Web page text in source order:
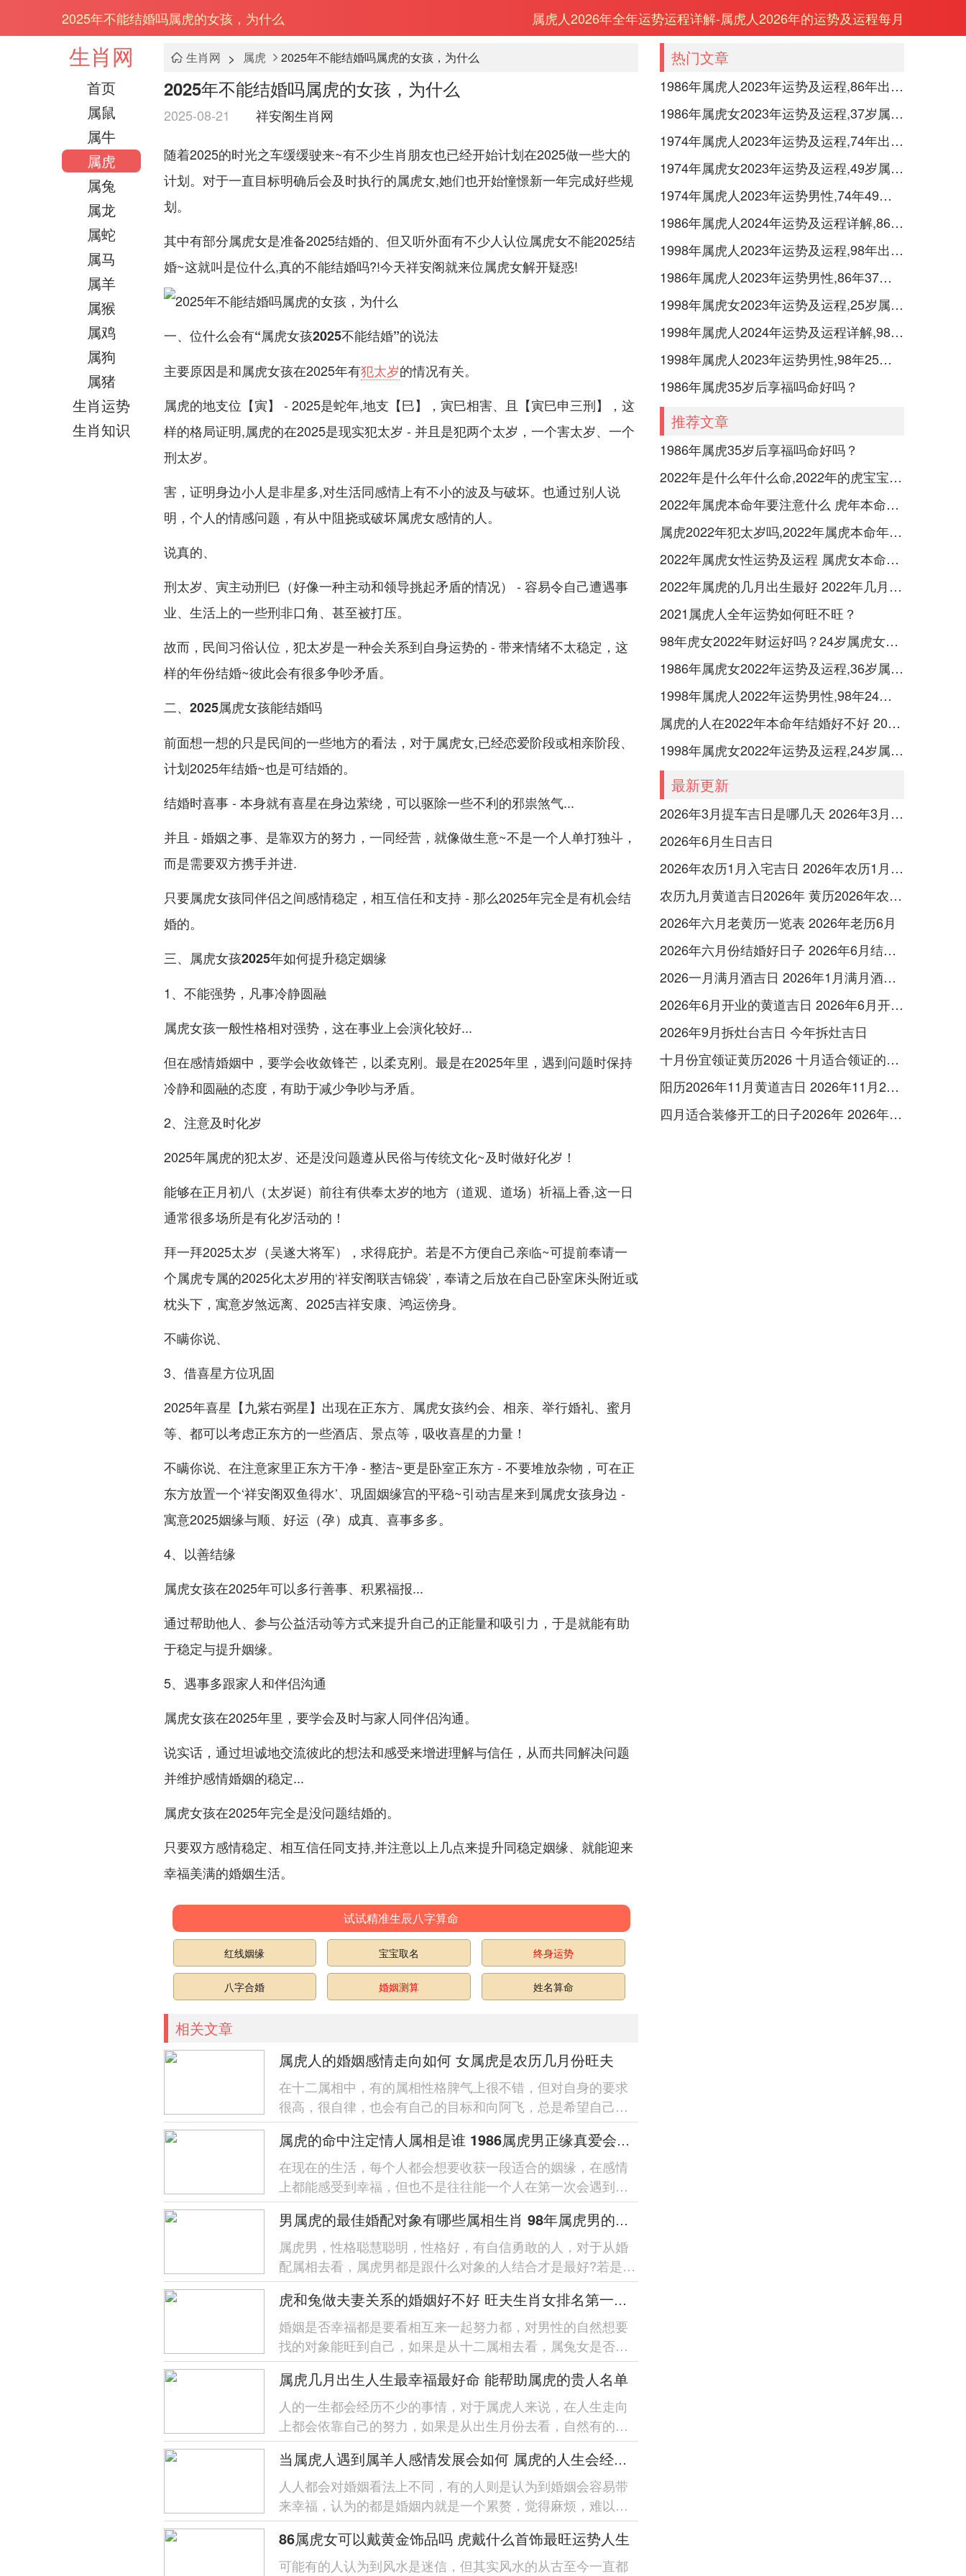
2025年不能结婚吗属虎的女孩，为什么 属虎人2026年全年运势运程详解-属虎人2026年的运势及运程每月
生肖网
首页
属鼠
属牛
属虎
属兔
属龙
属蛇
属马
属羊
属猴
属鸡
属狗
属猪
生肖运势
生肖知识
生肖网 > 属虎 2025年不能结婚吗属虎的女孩，为什么
2025年不能结婚吗属虎的女孩，为什么
2025-08-21 祥安阁生肖网
随着2025的时光之车缓缓驶来~有不少生肖朋友也已经开始计划在2025做一些大的
计划。对于一直目标明确后会及时执行的属虎女,她们也开始憧憬新一年完成好些规
划。
其中有部分属虎女是准备2025结婚的、但又听外面有不少人认位属虎女不能2025结
婚~这就叫是位什么,真的不能结婚吗?!今天祥安阁就来位属虎女解开疑惑!
一、位什么会有“属虎女孩2025不能结婚”的说法
主要原因是和属虎女孩在2025年有犯太岁的情况有关。
属虎的地支位【寅】 - 2025是蛇年,地支【巳】，寅巳相害、且【寅巳申三刑】，这
样的格局证明,属虎的在2025是现实犯太岁 - 并且是犯两个太岁，一个害太岁、一个
刑太岁。
害，证明身边小人是非星多,对生活同感情上有不小的波及与破坏。也通过别人说
明，个人的情感问题，有从中阻挠或破坏属虎女感情的人。
说真的、
刑太岁、寅主动刑巳（好像一种主动和领导挑起矛盾的情况） - 容易令自己遭遇事
业、生活上的一些刑非口角、甚至被打压。
故而，民间习俗认位，犯太岁是一种会关系到自身运势的 - 带来情绪不太稳定，这
样的年份结婚~彼此会有很多争吵矛盾。
二、2025属虎女孩能结婚吗
前面想一想的只是民间的一些地方的看法，对于属虎女,已经恋爱阶段或相亲阶段、
计划2025年结婚~也是可结婚的。
结婚时喜事 - 本身就有喜星在身边萦绕，可以驱除一些不利的邪祟煞气...
并且 - 婚姻之事、是靠双方的努力，一同经营，就像做生意~不是一个人单打独斗，
而是需要双方携手并进.
只要属虎女孩同伴侣之间感情稳定，相互信任和支持 - 那么2025年完全是有机会结
婚的。
三、属虎女孩2025年如何提升稳定姻缘
1、不能强势，凡事冷静圆融
属虎女孩一般性格相对强势，这在事业上会演化较好...
但在感情婚姻中，要学会收敛锋芒，以柔克刚。最是在2025年里，遇到问题时保持
冷静和圆融的态度，有助于减少争吵与矛盾。
2、注意及时化岁
2025年属虎的犯太岁、还是没问题遵从民俗与传统文化~及时做好化岁！
能够在正月初八（太岁诞）前往有供奉太岁的地方（道观、道场）祈福上香,这一日
通常很多场所是有化岁活动的！
拜一拜2025太岁（吴遂大将军），求得庇护。若是不方便自己亲临~可提前奉请一
个属虎专属的2025化太岁用的‘祥安阁联吉锦袋’，奉请之后放在自己卧室床头附近或
枕头下，寓意岁煞远离、2025吉祥安康、鸿运傍身。
不瞒你说、
3、借喜星方位巩固
2025年喜星【九紫右弼星】出现在正东方、属虎女孩约会、相亲、举行婚礼、蜜月
等、都可以考虑正东方的一些酒店、景点等，吸收喜星的力量！
不瞒你说、在注意家里正东方干净 - 整洁~更是卧室正东方 - 不要堆放杂物，可在正
东方放置一个‘祥安阁双鱼得水’、巩固姻缘宫的平稳~引动吉星来到属虎女孩身边 -
寓意2025姻缘与顺、好运（孕）成真、喜事多多。
4、以善结缘
属虎女孩在2025年可以多行善事、积累福报...
通过帮助他人、参与公益活动等方式来提升自己的正能量和吸引力，于是就能有助
于稳定与提升姻缘。
5、遇事多跟家人和伴侣沟通
属虎女孩在2025年里，要学会及时与家人同伴侣沟通。
说实话，通过坦诚地交流彼此的想法和感受来增进理解与信任，从而共同解决问题
并维护感情婚姻的稳定...
属虎女孩在2025年完全是没问题结婚的。
只要双方感情稳定、相互信任同支持,并注意以上几点来提升同稳定姻缘、就能迎来
幸福美满的婚姻生活。
试试精准生辰八字算命
红线姻缘 宝宝取名 终身运势
八字合婚 婚姻测算 姓名算命
相关文章
属虎人的婚姻感情走向如何 女属虎是农历几月份旺夫
在十二属相中，有的属相性格脾气上很不错，但对自身的要求
很高，很自律，也会有自己的目标和向阿飞，总是希望自己的
运势上能更稳定，对属虎女来说，婚姻和...
属虎的命中注定情人属相是谁 1986属虎男正缘真爱会是第几段
在现在的生活，每个人都会想要收获一段适合的姻缘，在感情
上都能感受到幸福，但也不是往往能一个人在第一次会遇到一
见钟情的人，有缘分的人往往都会...
男属虎的最佳婚配对象有哪些属相生肖 98年属虎男的姻缘真爱在哪年
属虎男，性格聪慧聪明，性格好，有自信勇敢的人，对于从婚
配属相去看，属虎男都是跟什么对象的人结合才是最好?若是在
1998年的属虎男的真爱很大几率出...
虎和兔做夫妻关系的婚姻好不好 旺夫生肖女排名第一名是属兔人吗
婚姻是否幸福都是要看相互来一起努力都，对男性的自然想要
找的对象能旺到自己，如果是从十二属相去看，属兔女是否能
旺夫?若是跟属虎人组合的婚姻...
属虎几月出生人生最幸福最好命 能帮助属虎的贵人名单
人的一生都会经历不少的事情，对于属虎人来说，在人生走向
上都会依靠自己的努力，如果是从出生月份去看，自然有的属
虎人会有好的命格，有的属虎人却反...
当属虎人遇到属羊人感情发展会如何 属虎的人生会经历二次婚姻吗
人人都会对婚姻看法上不同，有的人则是认为到婚姻会容易带
来幸福，认为的都是婚姻内就是一个累赘，觉得麻烦，难以会
有稳定生活，但如果是一段婚姻的话...
86属虎女可以戴黄金饰品吗 虎戴什么首饰最旺运势人生
可能有的人认为到风水是迷信，但其实风水的从古至今一直都
热门文章
1986年属虎人2023年运势及运程,86年出生的37岁生肖虎2023年每月运势详解
1986年属虎女2023年运势及运程,37岁属虎人2023全年每月运势女性如何
1974年属虎人2023年运势及运程,74年出生的49岁生肖虎2023年每月运势详解
1974年属虎女2023年运势及运程,49岁属虎人2023全年每月运势女性如何
1974年属虎人2023年运势男性,74年49岁属虎男2023年每月运程怎么样
1986年属虎人2024年运势及运程详解,86年出生38岁肖虎人在2024全年每月运势完整版
1998年属虎人2023年运势及运程,98年出生的25岁生肖虎2023年每月运势详解
1986年属虎人2023年运势男性,86年37岁属虎男2023年每月运程怎么样
1998年属虎女2023年运势及运程,25岁属虎人2023全年每月运势女性如何
1998年属虎人2024年运势及运程详解,98年出生26岁肖虎人在2024全年每月运势完整版
1998年属虎人2023年运势男性,98年25岁属虎男2023年每月运程怎么样
1986年属虎35岁后享福吗命好吗？
推荐文章
1986年属虎35岁后享福吗命好吗？
2022年是什么年什么命,2022年的虎宝宝命好吗
2022年属虎本命年要注意什么 虎年本命年要佩戴什么饰品好转运
属虎2022年犯太岁吗,2022年属虎本命年如何化解运势
2022年属虎女性运势及运程 属虎女本命年带什么转运
2022年属虎的几月出生最好 2022年几月虎一等命
2021属虎人全年运势如何旺不旺？
98年虎女2022年财运好吗？24岁属虎女2022年本命年的运气
1986年属虎女2022年运势及运程,36岁属虎人2022年本命年每月运势女性如何
1998年属虎人2022年运势男性,98年24岁属虎男2022本命年每月运程怎么样
属虎的人在2022年本命年结婚好不好 2022年属虎人的全年运势犯太岁怎么化解
1998年属虎女2022年运势及运程,24岁属虎人本命年2022年每月运势女性如何
最新更新
2026年3月提车吉日是哪几天 2026年3月26号提车
2026年6月生日吉日
2026年农历1月入宅吉日 2026年农历1月入宅最好的日子
农历九月黄道吉日2026年 黄历2026年农历九月黄道吉日查询
2026年六月老黄历一览表 2026年老历6月
2026年六月份结婚好日子 2026年6月结婚好吗
2026一月满月酒吉日 2026年1月满月酒吉日
2026年6月开业的黄道吉日 2026年6月开业黄道吉日查询
2026年9月拆灶台吉日 今年拆灶吉日
十月份宜领证黄历2026 十月适合领证的好日子2026年
阳历2026年11月黄道吉日 2026年11月26日阳历黄道吉日
四月适合装修开工的日子2026年 2026年四月份适合装修开工的黄道吉日